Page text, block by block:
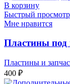
В корзину
Быстрый просмотр
Мне нравится
Пластины под
Пластины и
400 ₽